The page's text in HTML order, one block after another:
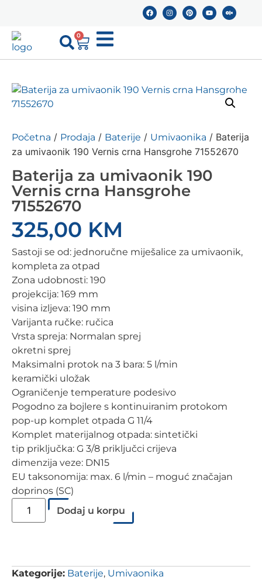
0
Početna / Prodaja / Baterije / Umivaonika / Baterija
za umivaonik 190 Vernis crna Hansgrohe 71552670
Baterija za umivaonik 190
Vernis crna Hansgrohe
71552670
325,00 KM
Sastoji se od: jednoručne miješalice za umivaonik,
kompleta za otpad
Zona udobnosti: 190
projekcija: 169 mm
visina izljeva: 190 mm
Varijanta ručke: ručica
Vrsta spreja: Normalan sprej
okretni sprej
Maksimalni protok na 3 bara: 5 l/min
keramički uložak
Ograničenje temperature podesivo
Pogodno za bojlere s kontinuiranim protokom
pop-up komplet otpada G 11/4
Komplet materijalnog otpada: sintetički
tip priključka: G 3/8 priključci crijeva
dimenzija veze: DN15
EU taksonomija: max. 6 l/min – moguć značajan
doprinos (SC)
Dodaj u korpu
Kategorije: Baterije, Umivaonika